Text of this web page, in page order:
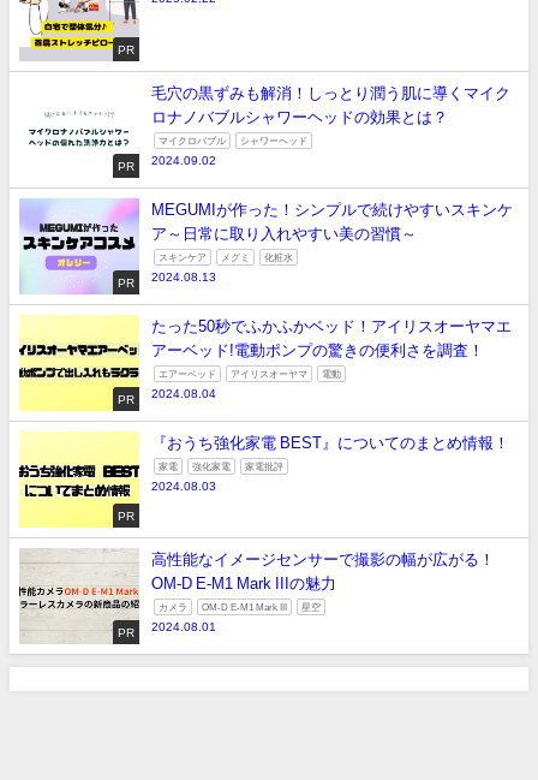
PR
PR
毛穴の黒ずみも解消！しっとり潤う肌に導くマイク
ロナノバブルシャワーヘッドの効果とは？
マイクロバブル シャワーヘッド
2024.09.02
PR
MEGUMIが作った！シンプルで続けやすいスキンケ
ア～日常に取り入れやすい美の習慣～
スキンケア メグミ 化粧水
2024.08.13
PR
たった50秒でふかふかベッド！アイリスオーヤマエ
アーベッド!電動ポンプの驚きの便利さを調査！
エアーベッド アイリスオーヤマ 電動
2024.08.04
PR
『おうち強化家電 BEST』についてのまとめ情報！
家電 強化家電 家電批評
2024.08.03
PR
高性能なイメージセンサーで撮影の幅が広がる！
OM-D E-M1 Mark IIIの魅力
カメラ OM-D E-M1 Mark III 星空
2024.08.01